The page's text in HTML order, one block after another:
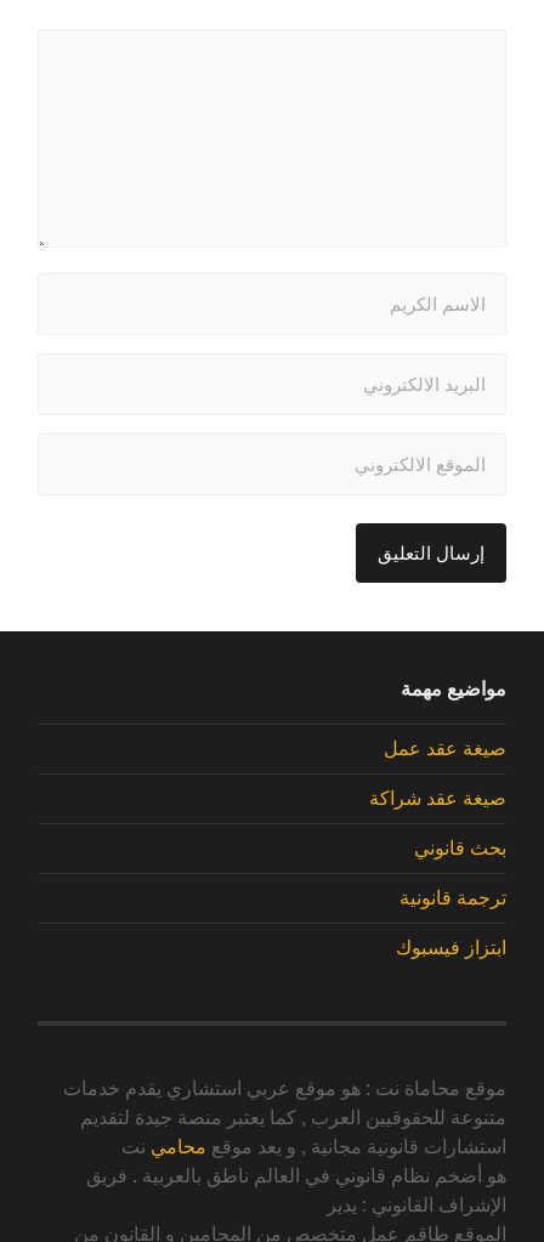
مواضيع مهمة
صيغة عقد عمل
صيغة عقد شراكة
بحث قانوني
ترجمة قانونية
ابتزاز فيسبوك
موقع محاماة نت : هو موقع عربي استشاري يقدم خدمات
متنوعة للحقوقيين العرب , كما يعتبر منصة جيدة لتقديم
استشارات قانونية مجانية , و يعد موقع محامي نت
هو أضخم نظام قانوني في العالم ناطق بالعربية . فريق
الإشراف القانوني : يدير
الموقع طاقم عمل متخصص من المحامين و القانون من